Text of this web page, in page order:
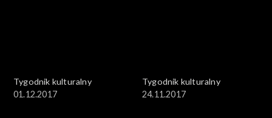
Tygodnik kulturalny
01.12.2017
Tygodnik kulturalny
24.11.2017